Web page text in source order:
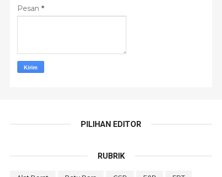
Pesan *
PILIHAN EDITOR
RUBRIK